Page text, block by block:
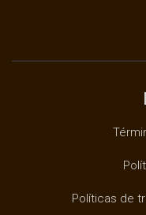
Políticas de